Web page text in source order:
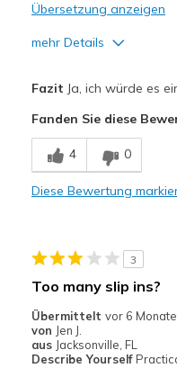
Übersetzung anzeigen
mehr Details
Comfortable
Durable
Walking
Width
Sizing
View On Shoes
Fazit Ja, ich würde es
Fanden Sie diese
4 0
Diese Bewertung
3
Too many slip ins?
Übermittelt vor 6
von Jen J.
aus Jacksonville, FL
Describe Yourself